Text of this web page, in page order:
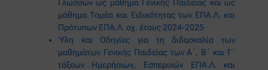
Γλωσσών ως μάθημα Γενικής Παιδείας και ως
μάθημα Τομέα και Ειδικότητας των ΕΠΑ.Λ. και
Πρότυπων ΕΠΑ.Λ. σχ. έτους 2024-2025
Ύλη και Οδηγίες για τη διδασκαλία των
μαθημάτων Γενικής Παιδείας των Α΄, Β΄ και Γ΄
τάξεων Ημερήσιων, Εσπερινών ΕΠΑ.Λ. και